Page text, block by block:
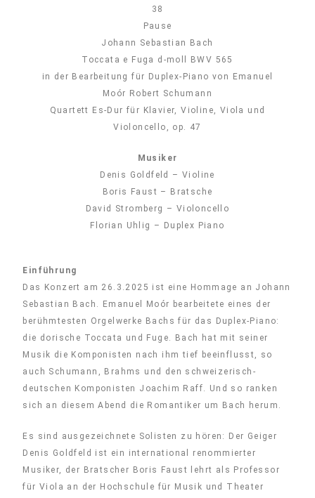
38
Pause
Johann Sebastian Bach
Toccata e Fuga d-moll BWV 565
in der Bearbeitung für Duplex-Piano von Emanuel
Moór Robert Schumann
Quartett Es-Dur für Klavier, Violine, Viola und
Violoncello, op. 47
Musiker
Denis Goldfeld – Violine
Boris Faust – Bratsche
David Stromberg – Violoncello
Florian Uhlig – Duplex Piano
Einführung
Das Konzert am 26.3.2025 ist eine Hommage an Johann
Sebastian Bach. Emanuel Moór bearbeitete eines der
berühmtesten Orgelwerke Bachs für das Duplex-Piano:
die dorische Toccata und Fuge. Bach hat mit seiner
Musik die Komponisten nach ihm tief beeinflusst, so
auch Schumann, Brahms und den schweizerisch-
deutschen Komponisten Joachim Raff. Und so ranken
sich an diesem Abend die Romantiker um Bach herum.
Es sind ausgezeichnete Solisten zu hören: Der Geiger
Denis Goldfeld ist ein international renommierter
Musiker, der Bratscher Boris Faust lehrt als Professor
für Viola an der Hochschule für Musik und Theater